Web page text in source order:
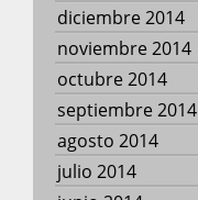
diciembre 2014
noviembre 2014
octubre 2014
septiembre 2014
agosto 2014
julio 2014